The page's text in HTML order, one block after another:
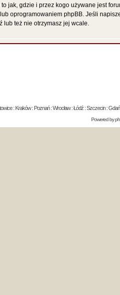
jak, gdzie i przez kogo używane jest
oprogramowaniem phpBB. Jeśli
lub też nie otrzymasz jej wcale.
: Kraków : Poznań : Wrocław : Łódź : Szczecin :
Powered by